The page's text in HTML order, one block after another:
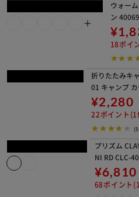
ウォー
18ポイ
折りた
ンプ カ